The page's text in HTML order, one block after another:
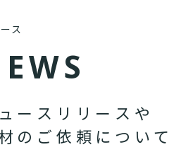
ス
EWS
ュ ー ス リ リ ー ス や
の ご 依 頼 に つ い て